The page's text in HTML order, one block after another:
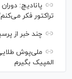
پانادیچ:
تراکتور فکر
چند خبر از
ملی‌پوش‌
المپیک بگیرم